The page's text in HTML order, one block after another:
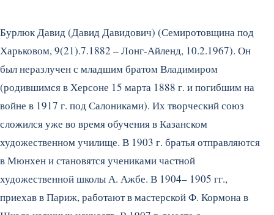
Бурлюк Давид (Давид Давидович) (Семиротовщина под
Харьковом, 9(21).7.1882 – Лонг-Айленд, 10.2.1967). Он
был неразлучен с младшим братом Владимиром
(родившимся в Херсоне 15 марта 1888 г. и погибшим на
войне в 1917 г. под Салониками). Их творческий союз
сложился уже во время обучения в Казанском
художественном училище. В 1903 г. братья отправляются
в Мюнхен и становятся учениками частной
художественной школы А. Ажбе. В 1904– 1905 гг.,
приехав в Париж, работают в мастерской Ф. Кормона в